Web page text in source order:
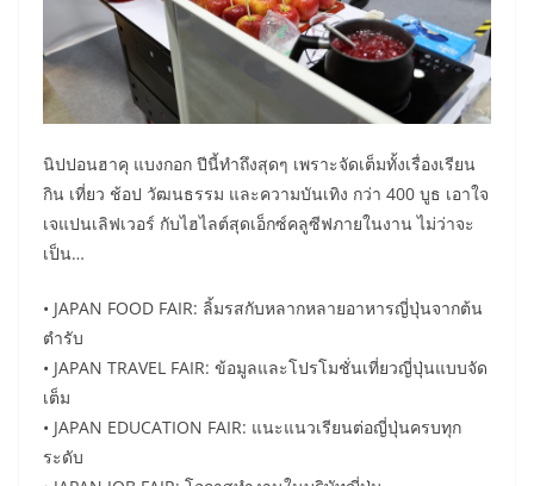
นิปปอนฮาคุ แบงกอก ปีนี้ทำถึงสุดๆ เพราะจัดเต็มทั้งเรื่องเรียน
กิน เที่ยว ช้อป วัฒนธรรม และความบันเทิง กว่า 400 บูธ เอาใจ
เจแปนเลิฟเวอร์ กับไฮไลต์สุดเอ็กซ์คลูซีฟภายในงาน ไม่ว่าจะ
เป็น…
• JAPAN FOOD FAIR: ลิ้มรสกับหลากหลายอาหารญี่ปุ่นจากต้น
ตำรับ
• JAPAN TRAVEL FAIR: ข้อมูลและโปรโมชั่นเที่ยวญี่ปุ่นแบบจัด
เต็ม
• JAPAN EDUCATION FAIR: แนะแนวเรียนต่อญี่ปุ่นครบทุก
ระดับ